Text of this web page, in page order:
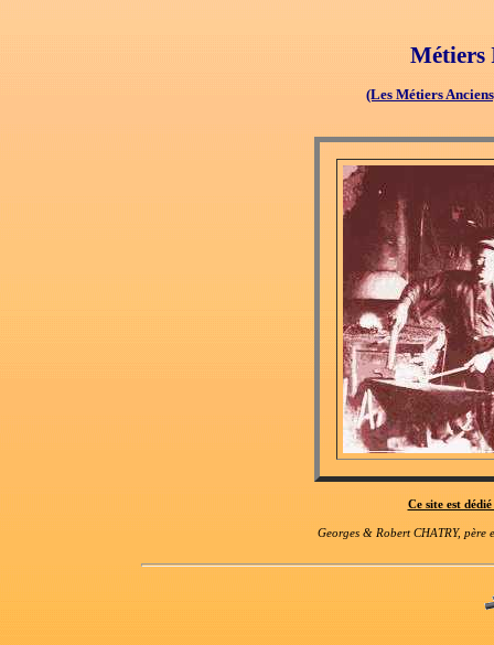
Métiers
(les Métiers
Ce site est
Georges & Robert CHATRY, père